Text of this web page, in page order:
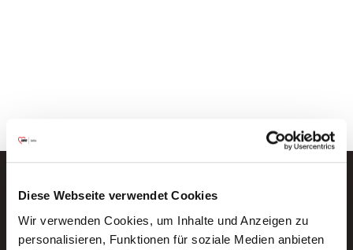
Diese Webseite verwendet Cookies
Wir verwenden Cookies, um Inhalte und Anzeigen zu
personalisieren, Funktionen für soziale Medien anbieten
Neue Stellen per E-Mail.